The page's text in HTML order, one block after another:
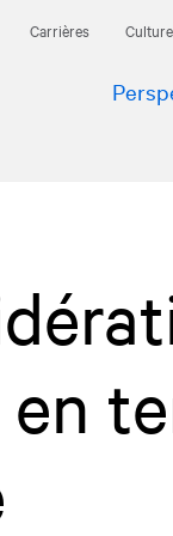
Carrières